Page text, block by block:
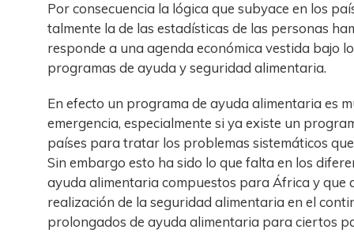
Por consecuencia la lógica que subyace en los
talmente la de las estadísticas de las personas
responde a una agenda económica vestida bajo
programas de ayuda y seguridad alimentaria.
En efecto un programa de ayuda alimentaria es
emergencia, especialmente si ya existe un
países para tratar los problemas sistemáticos
Sin embargo esto ha sido lo que falta en los
ayuda alimentaria compuestos para África y que
realización de la seguridad alimentaria en el
prolongados de ayuda alimentaria para ciertos